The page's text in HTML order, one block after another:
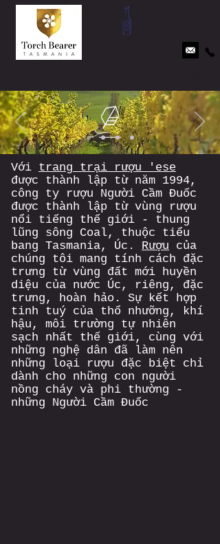
Với trang trại rượu 'ese
được thành lập từ năm 1994,
công ty rượu Người Cầm Đuốc
được thành lập từ vùng rượu
nổi tiếng thế giới - thung
lũng sông Coal, thuộc tiểu
bang Tasmania, Úc. Rượu của
chúng tôi mang tính cách đặc
trưng từ vùng đất mới huyền
diệu của nước Úc, riêng, đặc
trưng, hoàn hảo. Sự kết hợp
tinh tuý của thổ nhưỡng, khí
hậu, môi trường tự nhiên
sạch nhất thế giới, cùng với
những nghệ dân đã làm nên
những loại rượu đặc biệt chỉ
dành cho những con người
nồng cháy và phi thường -
những Người Cầm Đuốc